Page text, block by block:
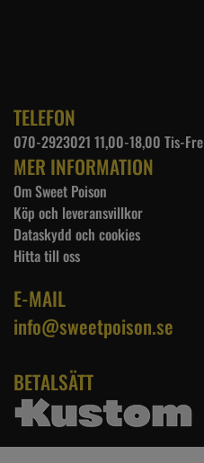
TELEFON
070-2923021 11,00-18,00 Tis-Fre
MER INFORMATION
Om Sweet Poison
Köp och leveransvillkor
Dataskydd och cookies
Hitta till oss
E-MAIL
info@sweetpoison.se
BETALSÄTT